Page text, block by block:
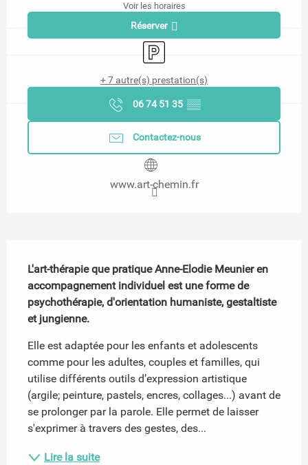
Voir les horaires
Réserver
Parking
+ 7 autre(s) prestation(s)
06 74 51 35 ▒▒
Contactez-nous
www.art-chemin.fr
L'art-thérapie que pratique Anne-Elodie Meunier en
accompagnement individuel est une forme de
psychothérapie, d'orientation humaniste, gestaltiste
et jungienne.
Elle est adaptée pour les enfants et adolescents
comme pour les adultes, couples et familles, qui
utilise différents outils d’expression artistique
(argile; peinture, pastels, encres, collages...) avant de
se prolonger par la parole. Elle permet de laisser
s'exprimer à travers des gestes, des...
Lire la suite